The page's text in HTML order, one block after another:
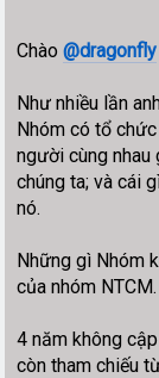
Chào@dragonfly
Như nhiều lần
Nhóm có tổ
người cùng
chúng ta; và cái
nó.
Những gì Nhóm
của nhóm
4 năm không
còn tham chiếu